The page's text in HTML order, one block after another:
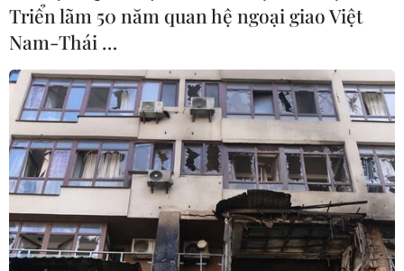
Nhiều khối đá lớn do nước lũ đưa về ngổn ngang trên diện tích
lúa của người dân. (Ảnh: Quý Trung/TTXVN)
Mưa lớn từ tối 7/7 đến sáng nay tiếp tục gây
thiệt hại về nhà ở, hoa màu và hạ tầng giao
thông tại nhiều địa phương của tỉnh Lai Châu.
Hiện cấp ủy, chính quyền và lực lượng chức
năng đang khẩn trương triển khai các biện
Triển lãm 50 năm quan hệ ngoại giao Việt
Nam-Thái …